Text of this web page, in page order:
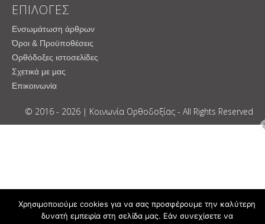
ΕΠΙΛΟΓΕΣ
Ενσωμάτωση άρθρων
Όροι & Προϋποθέσεις
Ορθόδοξες ιστοσελίδες
Σχετικά με μας
Επικοινωνία
© 2016 - 2026 | Κοινωνία Ορθοδοξίας - All Rights Reserved
Χρησιμοποιούμε cookies για να σας προσφέρουμε την καλύτερη
δυνατή εμπειρία στη σελίδα μας. Εάν συνεχίσετε να